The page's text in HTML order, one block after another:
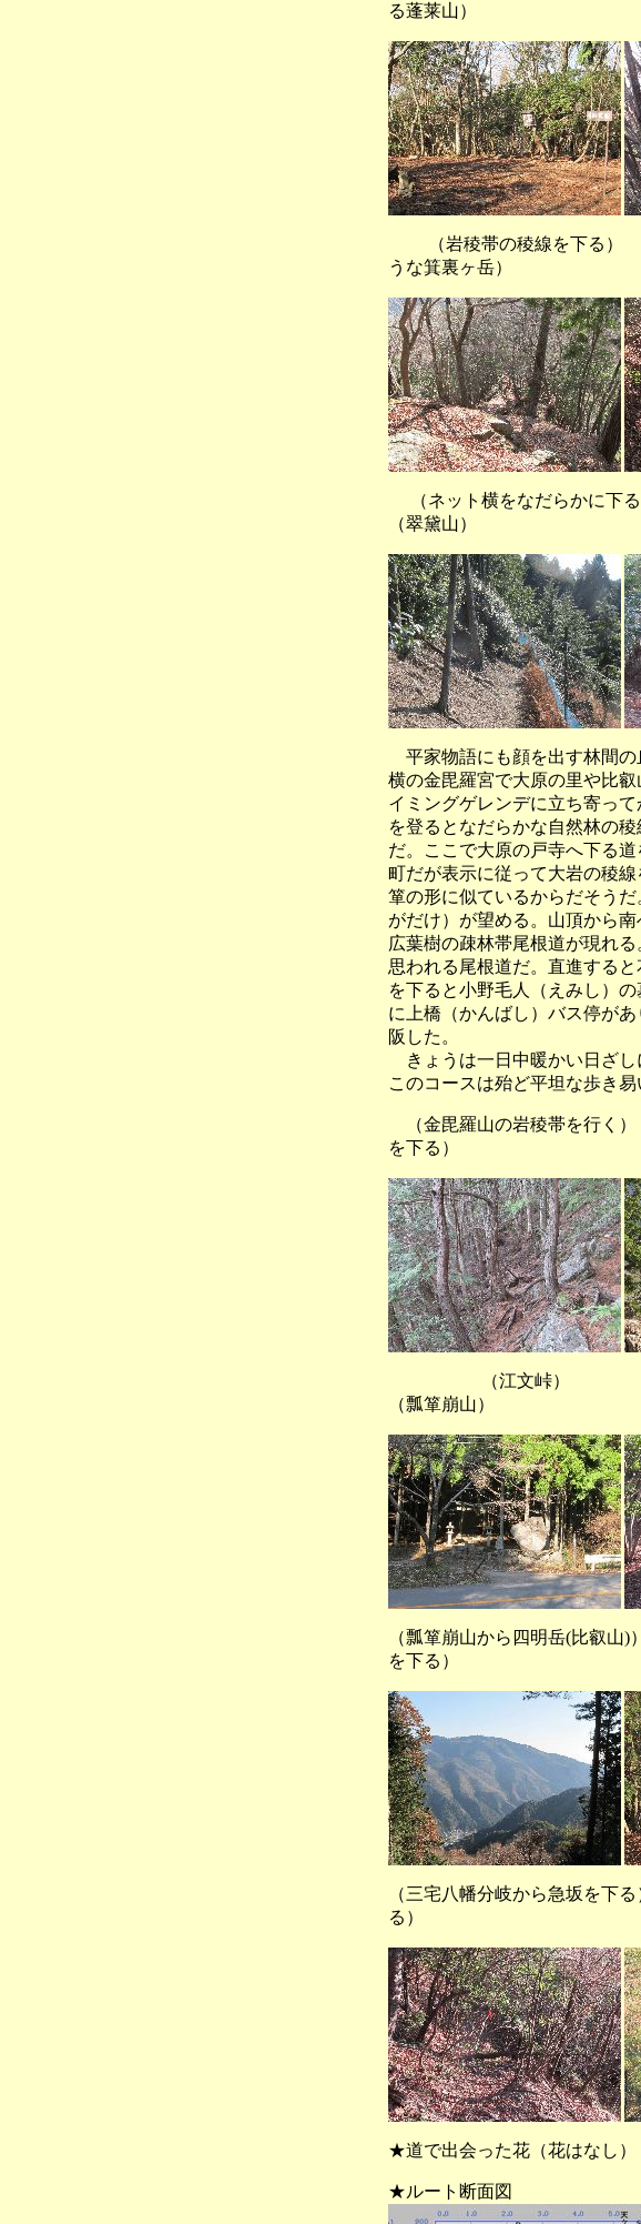
る蓬莱山）
（岩稜帯の稜線を下
うな箕裏ヶ岳）
（ネット横をな
（翠黛山）
平家物語にも顔を出す林間の
横の金毘羅宮で大原の里や比
イミングゲレンデに立ち寄っ
を登るとなだらかな自然林の
だ。ここで大原の戸寺へ下る
町だが表示に従って大岩の稜
箪の形に似ているからだそう
がだけ）が望める。山頂から
広葉樹の疎林帯尾根道が現れ
思われる尾根道だ。直進する
を下ると小野毛人（えみし）
に上橋（かんばし）バス停が
阪した。
きょうは一日中暖かい日ざし
このコースは殆ど平坦な歩き
（金毘羅山の岩稜帯を行
を下る）
（江文峠
（瓢箪崩山）
（瓢箪崩山から四明岳(比
を下る）
（三宅八幡分岐から急坂
る）
★道で出会った花（花はなし）
★ルート断面図